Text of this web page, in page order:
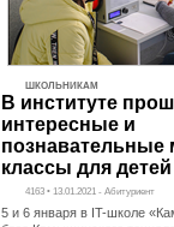
ШКОЛЬНИКАМ
В институте
интересные и
познавательные
классы для детей
4163 • 13.01.2021 - Абитуриент
5 и 6 января в IT-школе